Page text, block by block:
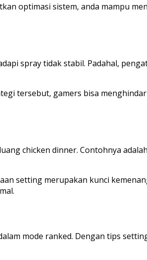
optimasi sistem, anda mampu
spray tidak stabil. Padahal,
tersebut, gamers bisa
chicken dinner. Contohnya
setting merupakan kunci
mode ranked. Dengan tips